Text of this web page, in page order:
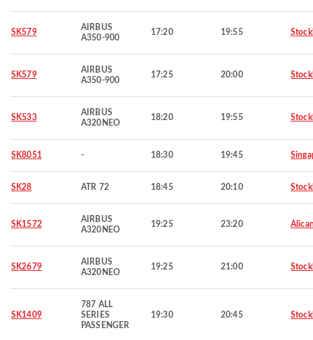
SK579
AIRBUS
A350-900
17:20 19:55
SK579
AIRBUS
A350-900
17:25 20:00
SK533
AIRBUS
A320NEO
18:20 19:55
SK8051 - 18:30 19:45
SK28 ATR 72 18:45 20:10
SK1572
AIRBUS
A320NEO
19:25 23:20
SK2679
AIRBUS
A320NEO
19:25 21:00
SK1409
787 ALL
SERIES
PASSENGER
19:30 20:45